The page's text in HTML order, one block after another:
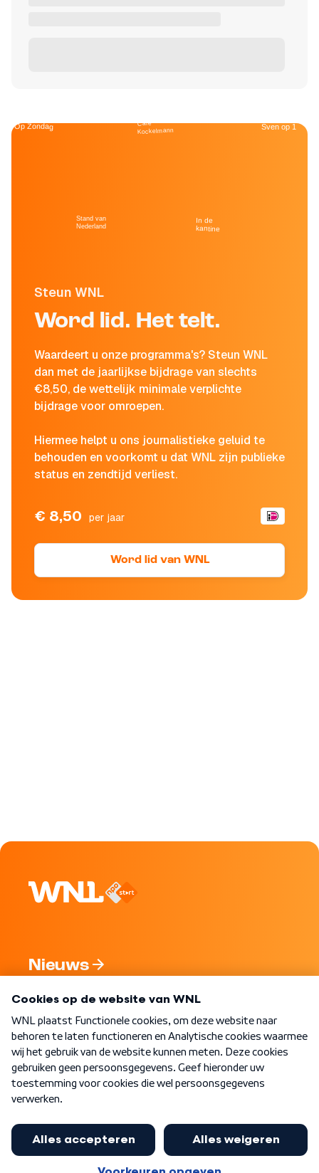
Steun WNL
Word lid. Het telt.
Waardeert u onze programma's? Steun WNL
dan met de jaarlijkse bijdrage van slechts
€8,50, de wettelijk minimale verplichte
bijdrage voor omroepen.
Hiermee helpt u ons journalistieke geluid te
behouden en voorkomt u dat WNL zijn publieke
status en zendtijd verliest.
€ 8,50 per jaar
Word lid van WNL
Op Zondag
Stand van
Nederland
Café
Kockelmann
In de
kantine
Sven op 1
Nieuws
Nieuwsbrief
Word Lid